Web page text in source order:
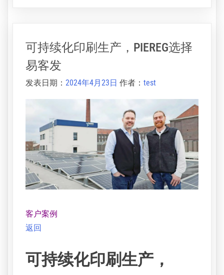
可持续化印刷生产，PIEREG选择
易客发
发表日期： 2024年4月23日 作者： test
返回